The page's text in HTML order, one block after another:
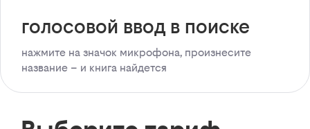
голосовой ввод в поиске
нажмите на значок микрофона, произнесите
название – и книга найдется